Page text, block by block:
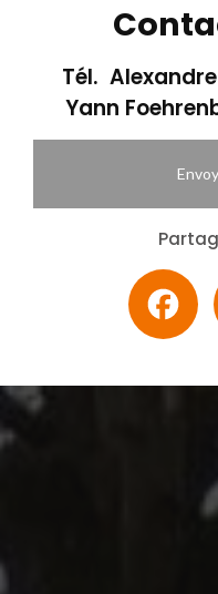
Tél.
Yann